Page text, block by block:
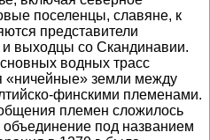
поселенцы, славяне, к
представители
выходцы со Скандинавии.
водных трасс
«ничейные» земли между
финскими племенами.
племен сложилось
под названием